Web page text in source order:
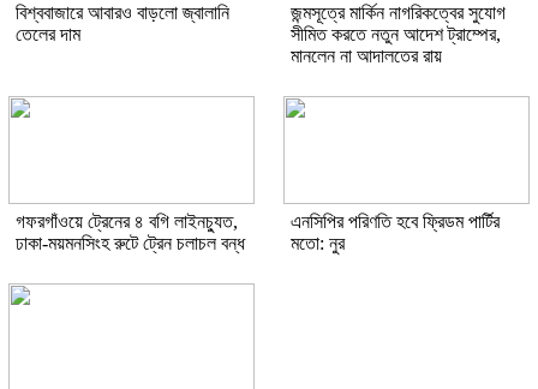
বিশ্ববাজারে আবারও বাড়লো জ্বালানি
তেলের দাম
জন্মসূত্রে মার্কিন নাগরিকত্বের সুযোগ
সীমিত করতে নতুন আদেশ ট্রাম্পের,
মানলেন না আদালতের রায়
গফরগাঁওয়ে ট্রেনের ৪ বগি লাইনচ্যুত,
ঢাকা-ময়মনসিংহ রুটে ট্রেন চলাচল বন্ধ
এনসিপির পরিণতি হবে ফ্রিডম পার্টির
মতো: নুর